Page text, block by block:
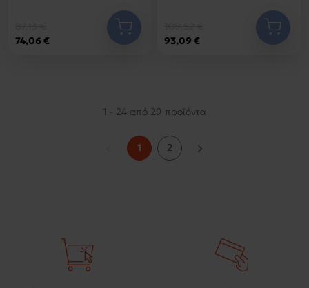
74,06 €
93,09 €
1 - 24 από 29 προϊόντα
1 2